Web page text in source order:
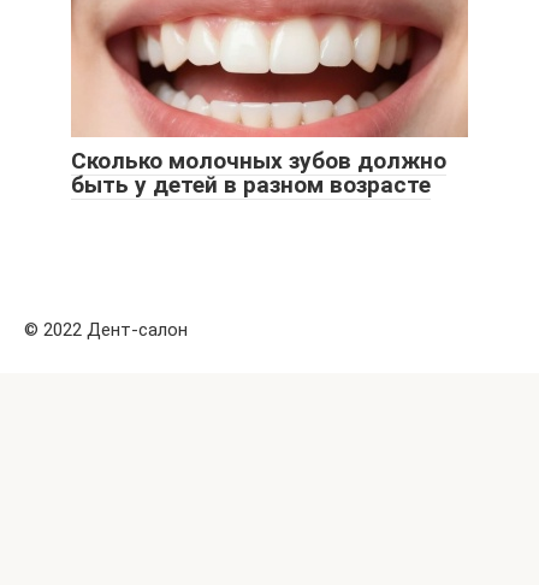
Сколько молочных зубов должно
быть у детей в разном возрасте
© 2022 Дент-салон